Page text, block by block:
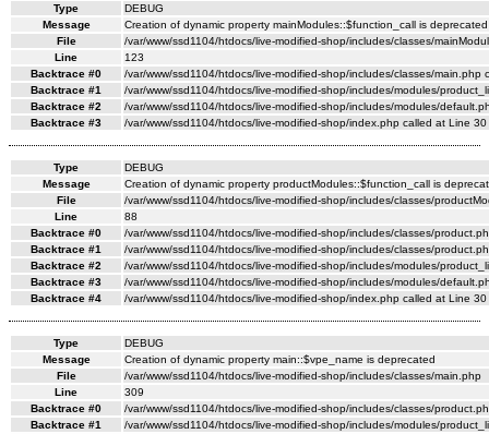
Type
DEBUG
Message
Creation of dynamic property mainModules::$function_call is deprecated
File
/var/www/ssd1104/htdocs/live-modified-shop/includes/classes/
Line
123
Backtrace #0
/var/www/ssd1104/htdocs/live-modified-shop/includes/classes/main.php
Backtrace #1
/var/www/ssd1104/htdocs/live-modified-shop/includes/modules/
Backtrace #2
/var/www/ssd1104/htdocs/live-modified-shop/includes/modules/
Backtrace #3
/var/www/ssd1104/htdocs/live-modified-shop/index.php called at Line 30
Type
DEBUG
Message
Creation of dynamic property productModules::$function_call is
File
/var/www/ssd1104/htdocs/live-modified-shop/includes/classes/
Line
88
Backtrace #0
/var/www/ssd1104/htdocs/live-modified-shop/includes/classes/
Backtrace #1
/var/www/ssd1104/htdocs/live-modified-shop/includes/classes/
Backtrace #2
/var/www/ssd1104/htdocs/live-modified-shop/includes/modules/
Backtrace #3
/var/www/ssd1104/htdocs/live-modified-shop/includes/modules/
Backtrace #4
/var/www/ssd1104/htdocs/live-modified-shop/index.php called at Line 30
Type
DEBUG
Message
Creation of dynamic property main::$vpe_name is deprecated
File
/var/www/ssd1104/htdocs/live-modified-shop/includes/classes/main.php
Line
309
Backtrace #0
/var/www/ssd1104/htdocs/live-modified-shop/includes/classes/
Backtrace #1
/var/www/ssd1104/htdocs/live-modified-shop/includes/modules/